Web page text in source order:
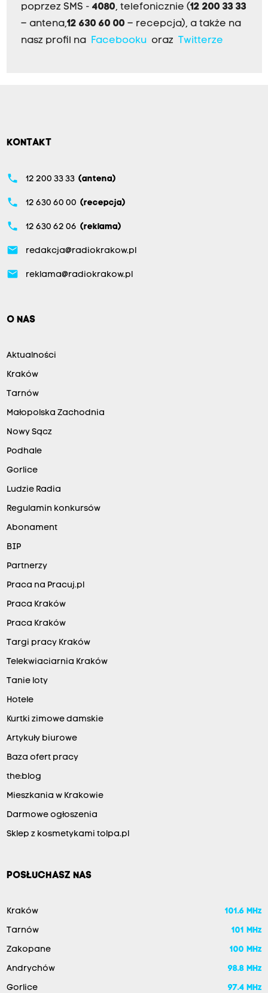
poprzez SMS - 4080, telefonicznie (12 200 33 33
– antena,12 630 60 00 – recepcja), a także na
nasz profil na
Facebookuoraz Twitterze
KONTAKT
phone 12 200 33 33 (antena)
phone 12 630 60 00 (recepcja)
phone 12 630 62 06 (reklama)
email redakcja@radiokrakow.pl
email reklama@radiokrakow.pl
O NAS
Aktualności
Kraków
Tarnów
Małopolska Zachodnia
Nowy Sącz
Podhale
Gorlice
Ludzie Radia
Regulamin konkursów
Abonament
BIP
Partnerzy
Praca na Pracuj.pl
Praca Kraków
Praca Kraków
Targi pracy Kraków
Telekwiaciarnia Kraków
Tanie loty
Hotele
Kurtki zimowe damskie
Artykuły biurowe
Baza ofert pracy
the:blog
Mieszkania w Krakowie
Darmowe ogłoszenia
Sklep z kosmetykami tolpa.pl
POSŁUCHASZ NAS
Kraków 101.6 MHz
Tarnów 101 MHz
Zakopane 100 MHz
Andrychów 98.8 MHz
Gorlice 97.4 MHz